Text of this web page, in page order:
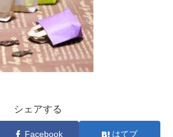
シェアする
Facebook はてブ